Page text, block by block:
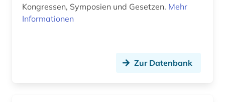
grossbetrieb (2)
Kongressen, Symposien und Gesetzen. Mehr
Informationen
Zur Datenbank